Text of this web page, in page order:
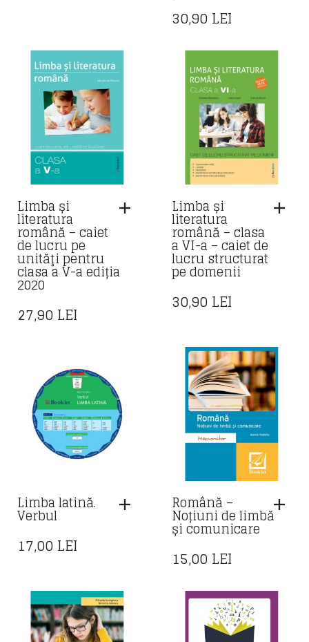
30,90 LEI
Limba și
literatura
română – caiet
de lucru pe
unităţi pentru
clasa a V-a ediția
2020
27,90 LEI
Limba și
literatura
română – clasa
a VI-a – caiet de
lucru structurat
pe domenii
30,90 LEI
Limba latină.
Verbul
17,00 LEI
Română –
Noțiuni de limbă
și comunicare
15,00 LEI